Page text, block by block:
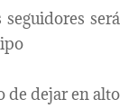
será
de dejar en alto